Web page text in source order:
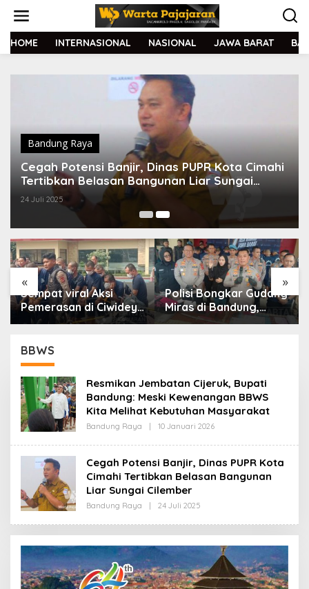
t
HOME INTERNASIONAL NASIONAL JAWA BARAT
Bandung Raya
Cegah Potensi Banjir, Dinas PUPR Kota Cimahi
Tertibkan Belasan Bangunan Liar Sungai
Cilember
24 Juli 2025
« »
Sempat viral Aksi
Pemerasan di Ciwidey,
Polisi Tangkap Dua
Polisi Bongkar Gudang
Miras di Bandung,
Lebih dari Enam Ribu
BBWS
Resmikan Jembatan Cijeruk, Bupati
Bandung: Meski Kewenangan BBWS
Kita Melihat Kebutuhan Masyarakat
Bandung Raya 10 Januari 2026
E
R
E
I
Cegah Potensi Banjir, Dinas PUPR Kota
Cimahi Tertibkan Belasan Bangunan
Liar Sungai Cilember
Bandung Raya 24 Juli 2025
E
H
R
A
K